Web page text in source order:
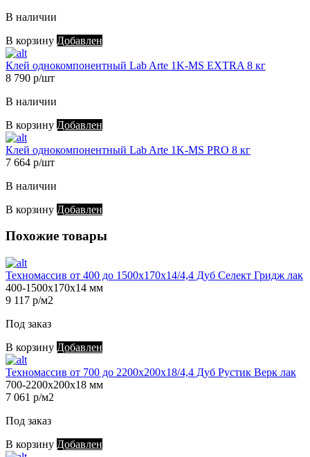
В наличии
В корзину Добавлен
Клей однокомпонентный Lab Arte 1K-MS EXTRA 8 кг
8 790 р/шт
В наличии
В корзину Добавлен
Клей однокомпонентный Lab Arte 1K-MS PRO 8 кг
7 664 р/шт
В наличии
В корзину Добавлен
Похожие товары
Техномассив от 400 до 1500х170х14/4,4 Дуб Селект Гридж лак
400-1500х170х14 мм
9 117 р/м2
Под заказ
В корзину Добавлен
Техномассив от 700 до 2200х200х18/4,4 Дуб Рустик Верк лак
700-2200х200х18 мм
7 061 р/м2
Под заказ
В корзину Добавлен